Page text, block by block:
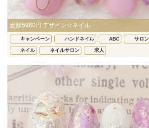
定額5980円 デザイン☆ネイル
キャンペーン ハンドネイル ABC サロン
ネイル ネイルサロン 求人